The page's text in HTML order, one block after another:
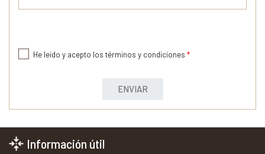
He leído y acepto los términos y condiciones *
ENVIAR
Información útil